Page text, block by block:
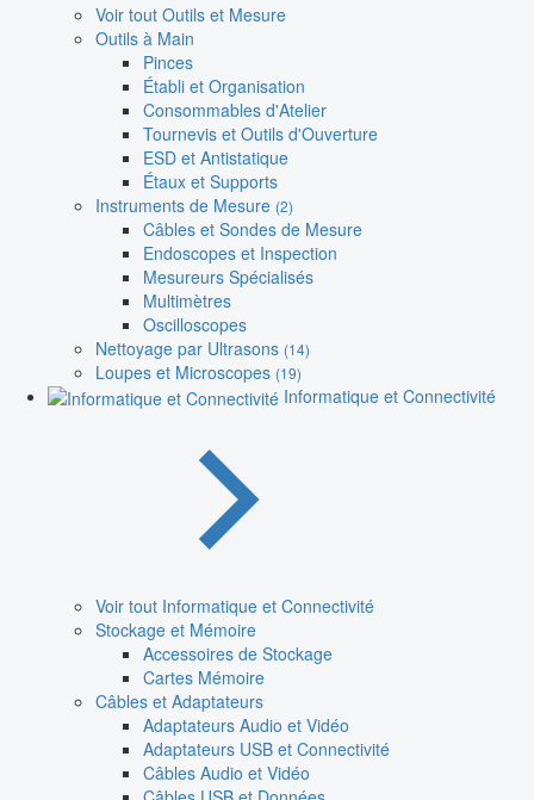
Voir tout Outils et Mesure
Outils à Main
Pinces
Établi et Organisation
Consommables d'Atelier
Tournevis et Outils d'Ouverture
ESD et Antistatique
Étaux et Supports
Instruments de Mesure (2)
Câbles et Sondes de Mesure
Endoscopes et Inspection
Mesureurs Spécialisés
Multimètres
Oscilloscopes
Nettoyage par Ultrasons (14)
Loupes et Microscopes (19)
Informatique et Connectivité
Voir tout Informatique et Connectivité
Stockage et Mémoire
Accessoires de Stockage
Cartes Mémoire
Câbles et Adaptateurs
Adaptateurs Audio et Vidéo
Adaptateurs USB et Connectivité
Câbles Audio et Vidéo